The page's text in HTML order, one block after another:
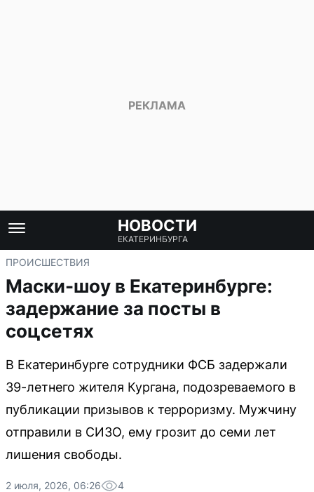
НОВОСТИ
ЕКАТЕРИНБУРГА
ПРОИСШЕСТВИЯ
Маски-шоу в Екатеринбурге:
задержание за посты в
соцсетях
В Екатеринбурге сотрудники ФСБ задержали
39-летнего жителя Кургана, подозреваемого в
публикации призывов к терроризму. Мужчину
отправили в СИЗО, ему грозит до семи лет
лишения свободы.
2 июля, 2026, 06:26 4